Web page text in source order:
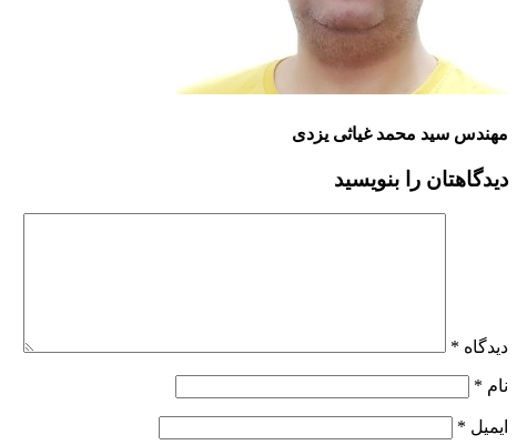
مهندس سید محمد غیاثی یزدی
دیدگاهتان را بنویسید
دیدگاه *
نام *
ایمیل *